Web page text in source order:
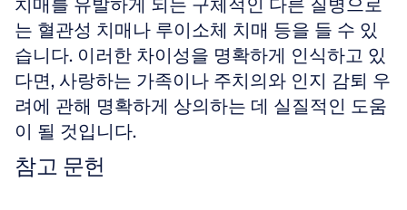
는 혈관성 치매나 루이소체 치매 등을 들 수 있
습니다. 이러한 차이성을 명확하게 인식하고 있
다면, 사랑하는 가족이나 주치의와 인지 감퇴 우
려에 관해 명확하게 상의하는 데 실질적인 도움
이 될 것입니다.
참고 문헌